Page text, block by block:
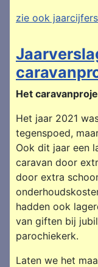
zie ook
Het
Het jaar 2021
tegenspoed,
Ook dit jaar een
caravan door
door extra
hadden ook
van giften bij
parochiekerk.
Laten we het